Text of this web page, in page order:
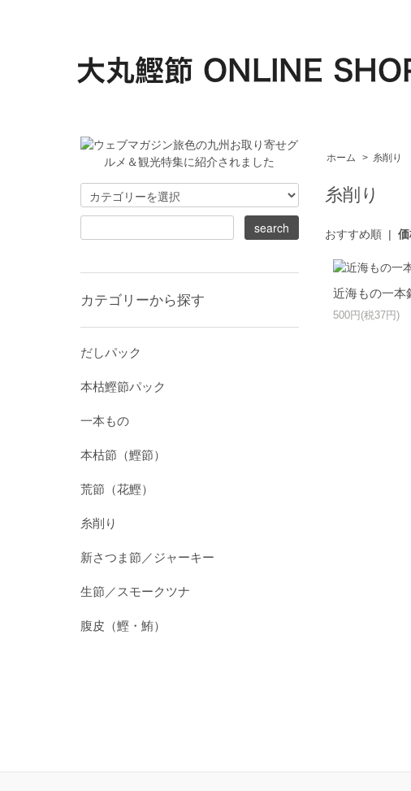
ホーム
> 糸削り
糸削り
おすすめ順|
近海もの一
500円(税37円)
カテゴリーから探す
だしパック
本枯鰹節パック
一本もの
本枯節（鰹節）
荒節（花鰹）
糸削り
新さつま節／ジャーキー
生節／スモークツナ
腹皮（鰹・鮪）